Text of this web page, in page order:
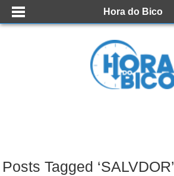
Hora do Bico
Posts Tagged ‘SALVDOR’